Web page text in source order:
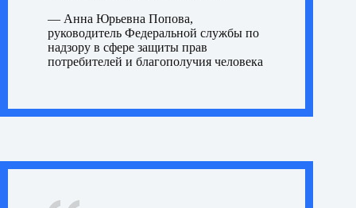
— Анна Юрьевна Попова,
руководитель Федеральной службы по
надзору в сфере защиты прав
потребителей и благополучия человека